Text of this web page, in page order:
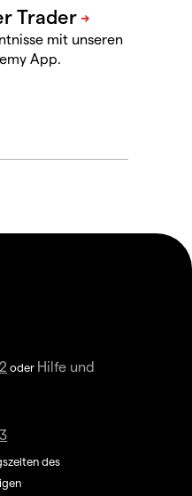
mit unseren
App.
oder Hilfe und
des